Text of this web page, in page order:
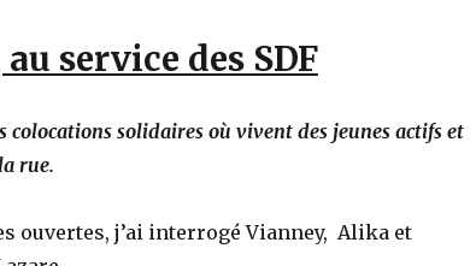
service des SDF
colocations solidaires où vivent des jeunes actifs et
rue.
ouvertes, j’ai interrogé Vianney, Alika et